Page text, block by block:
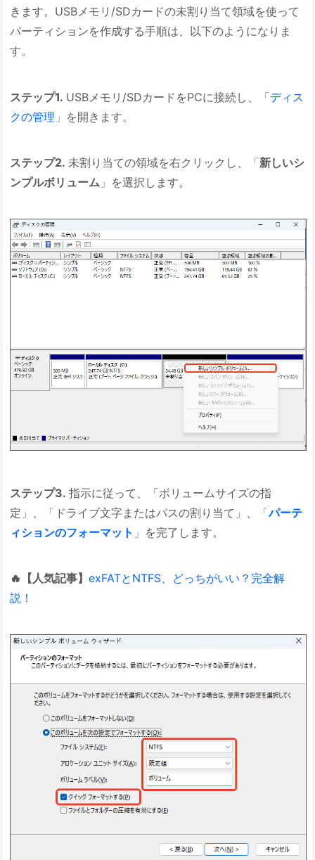
きます。USBメモリ/SDカードの未割り当て領域を使って
パーティションを作成する手順は、以下のようになりま
す。
ステップ1. USBメモリ/SDカードをPCに接続し、「ディス
クの管理 」を開きます。
ステップ2.未割り当ての領域を右クリックし、「新しいシ
ンプルボリューム 」を選択します。
ステップ3.指示に従って、「ボリュームサイズの指
定」、「ドライブ文字またはパスの割り当て」、「パーテ
ィションのフォーマット 」を完了します。
🔥【人気記事】exFATとNTFS、どっちがいい？完全解
説！